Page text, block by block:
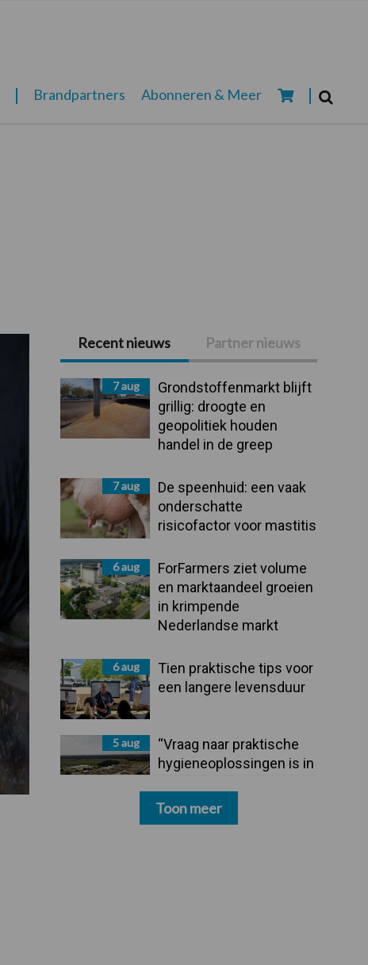
Brandpartners Abonneren & Meer
Primaire
Sidebar
Recent nieuws Partner nieuws
7 aug
Grondstoffenmarkt blijft
grillig: droogte en
geopolitiek houden
handel in de greep
7 aug
De speenhuid: een vaak
onderschatte
risicofactor voor mastitis
6 aug
ForFarmers ziet volume
en marktaandeel groeien
in krimpende
Nederlandse markt
6 aug
Tien praktische tips voor
een langere levensduur
5 aug
“Vraag naar praktische
hygieneoplossingen is in
Toon meer